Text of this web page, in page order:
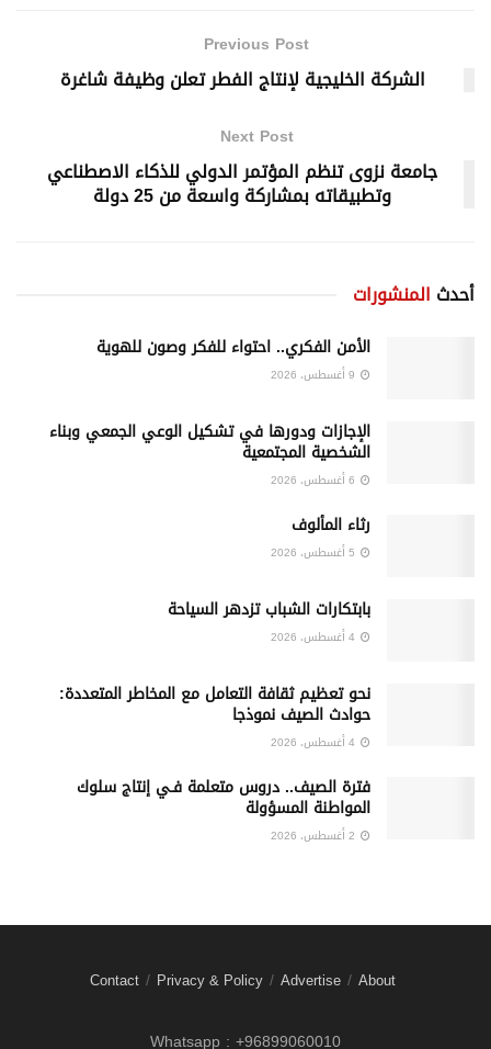
Previous Post
الشركة الخليجية لإنتاج الفطر تعلن وظيفة شاغرة
Next Post
جامعة نزوى تنظم المؤتمر الدولي للذكاء الاصطناعي
وتطبيقاته بمشاركة واسعة من 25 دولة
أحدث المنشورات
الأمن الفكري.. احتواء للفكر وصون للهوية
الإجازات ودورها في تشكيل الوعي الجمعي وبناء
الشخصية المجتمعية
رثاء المألوف
بابتكارات الشباب تزدهر السياحة
نحو تعظيم ثقافة التعامل مع المخاطر المتعددة:
حوادث الصيف نموذجا
فترة الصيف.. دروس متعلمة فـي إنتاج سلوك
المواطنة المسؤولة
About
Advertise
Privacy & Policy
Contact
Whatsapp : +96899060010